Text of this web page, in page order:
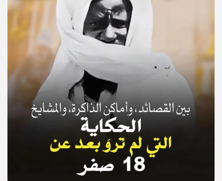
© Copyright 2025, APS